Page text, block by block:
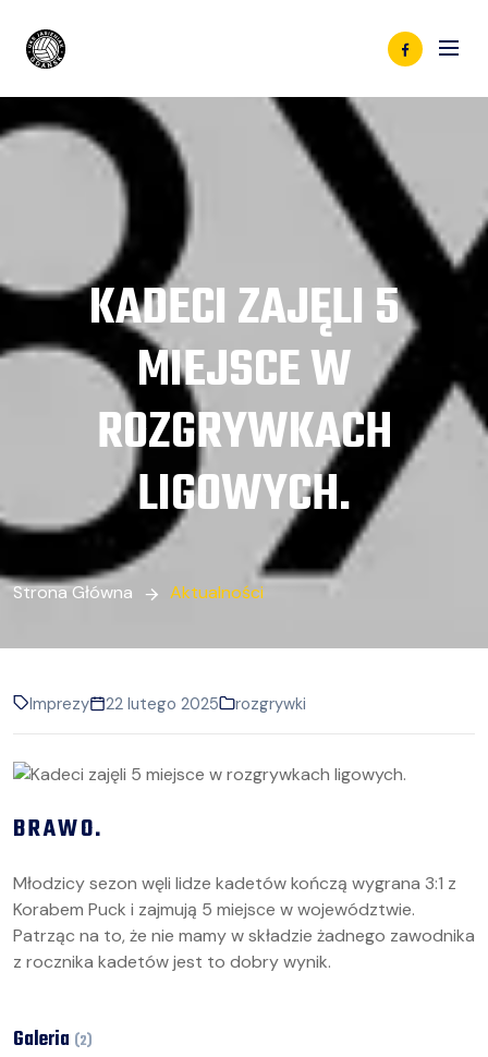
KADECI ZAJĘLI 5
MIEJSCE W
ROZGRYWKACH
LIGOWYCH.
Strona Główna Aktualności
Imprezy 22 lutego 2025 rozgrywki
BRAWO.
Młodzicy sezon węli lidze kadetów kończą wygrana 3:1 z
Korabem Puck i zajmują 5 miejsce w województwie.
Patrząc na to, że nie mamy w składzie żadnego zawodnika
z rocznika kadetów jest to dobry wynik.
Galeria (2)